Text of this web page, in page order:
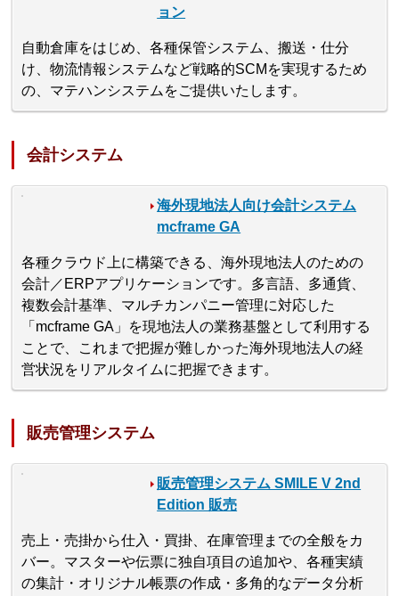
ョン
自動倉庫をはじめ、各種保管システム、搬送・仕分
け、物流情報システムなど戦略的SCMを実現するため
の、マテハンシステムをご提供いたします。
会計システム
海外現地法人向け会計システム
mcframe GA
各種クラウド上に構築できる、海外現地法人のための
会計／ERPアプリケーションです。多言語、多通貨、
複数会計基準、マルチカンパニー管理に対応した
「mcframe GA」を現地法人の業務基盤として利用する
ことで、これまで把握が難しかった海外現地法人の経
営状況をリアルタイムに把握できます。
販売管理システム
販売管理システム SMILE V 2nd
Edition 販売
売上・売掛から仕入・買掛、在庫管理までの全般をカ
バー。マスターや伝票に独自項目の追加や、各種実績
の集計・オリジナル帳票の作成・多角的なデータ分析